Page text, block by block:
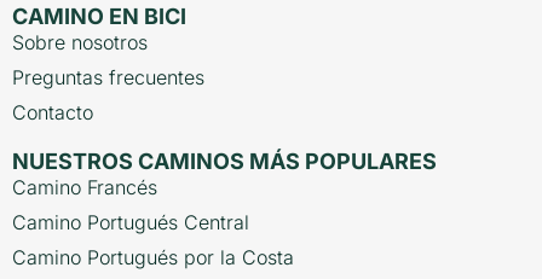
CAMINO EN BICI
Sobre nosotros
Preguntas frecuentes
Contacto
NUESTROS CAMINOS MÁS POPULARES
Camino Francés
Camino Portugués Central
Camino Portugués por la Costa